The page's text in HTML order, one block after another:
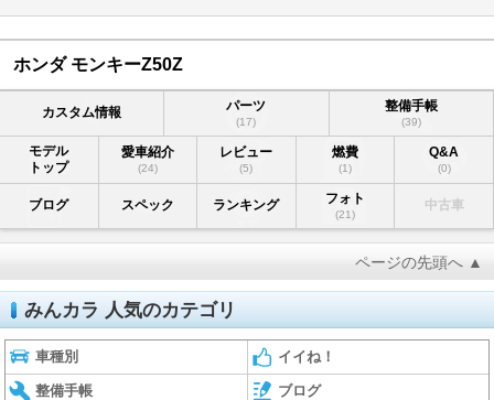
ホンダ モンキーZ50Z
カスタム情報 パーツ
(17)
整備手帳
(39)
モデル
トップ
愛車紹介
(24)
レビュー
(5)
燃費
(1)
Q&A
(0)
ブログ スペック ランキング フォト
(21)
中古車
ページの先頭へ ▲
みんカラ 人気のカテゴリ
車種別 イイね！
整備手帳 ブログ